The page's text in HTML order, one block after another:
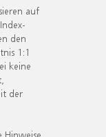
auf
den
1:1
keine
der